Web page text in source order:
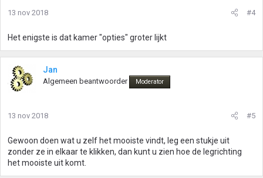
13 nov 2018 #4
Het enigste is dat kamer "opties" groter lijkt
Jan
Algemeen beantwoorder Moderator
13 nov 2018 #5
Gewoon doen wat u zelf het mooiste vindt, leg een stukje uit
zonder ze in elkaar te klikken, dan kunt u zien hoe de legrichting
het mooiste uit komt.